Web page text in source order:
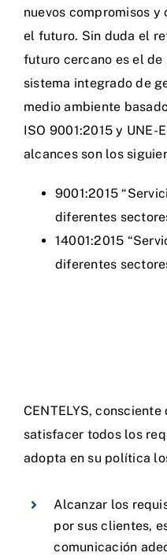
nuevos compromisos y
el futuro. Sin duda el
futuro cercano es el
sistema integrado de
medio ambiente
ISO 9001:2015 y UNE-
alcances son los
9001:2015
diferentes
14001:2015
diferentes
CENTELYS,
satisfacer todos los
adopta en su política
Alcanzar los
por sus clientes,
comunicación